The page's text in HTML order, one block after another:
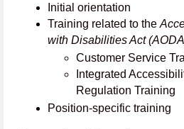
Initial orientation
Training related to the
with Disabilities Act
Customer Service
Integrated
Regulation Training
Position-specific training